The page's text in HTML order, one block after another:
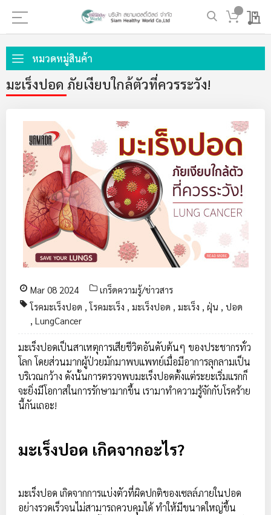
My
ไป
ที่
เนื้อหา
หมวดหมู่สินค้า
มะเร็งปอด ภัยเงียบใกล้ตัวที่ควรระวัง!
Mar 08 2024
เกร็ดความรู้/ข่าวสาร
โรคมะเร็งปอด ,โรคมะเร็ง , มะเร็งปอด , มะเร็ง , ฝุ่น , ปอด
, LungCancer
มะเร็งปอดเป็นสาเหตุการเสียชีวิตอันดับต้นๆ ของประชากรทั่ว
โลก โดยส่วนมากผู้ป่วยมักมาพบแพทย์เมื่อมีอาการลุกลามเป็น
บริเวณกว้าง ดังนั้นการตรวจพบมะเร็งปอดตั้งแต่ระยะเริ่มแรกก็
จะยิ่งมีโอกาสในการรักษามากขึ้น เรามาทำความรู้จักกับโรคร้าย
นี้กันเถอะ!
มะเร็งปอด เกิดจากอะไร?
มะเร็งปอด เกิดจากการแบ่งตัวที่ผิดปกติของเซลล์ภายในปอด
อย่างรวดเร็วจนไม่สามารถควบคุมได้ ทำให้มีขนาดใหญ่ขึ้น